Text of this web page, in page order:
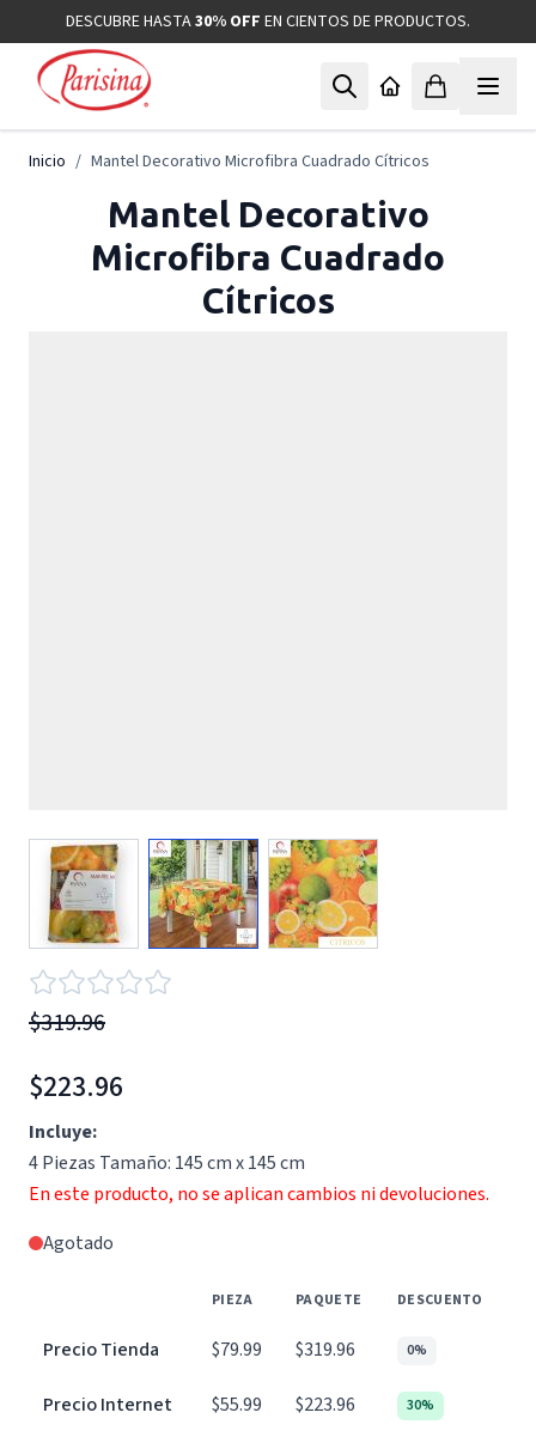
Ir al contenidoDESCUBRE HASTA30% OFF EN CIENTOS DE PRODUCTOS.
Inicio / Mantel Decorativo Microfibra Cuadrado Cítricos
Mantel Decorativo
Microfibra Cuadrado
Cítricos
View larger imageView larger imageView larger image
$319.96
$223.96
Incluye:
4 Piezas Tamaño: 145 cm x 145 cm
En este producto, no se aplican cambios ni devoluciones.
Agotado
PIEZA PAQUETE DESCUENTO
Precio Tienda $79.99 $319.96 0%
Precio Internet $55.99 $223.96 30%